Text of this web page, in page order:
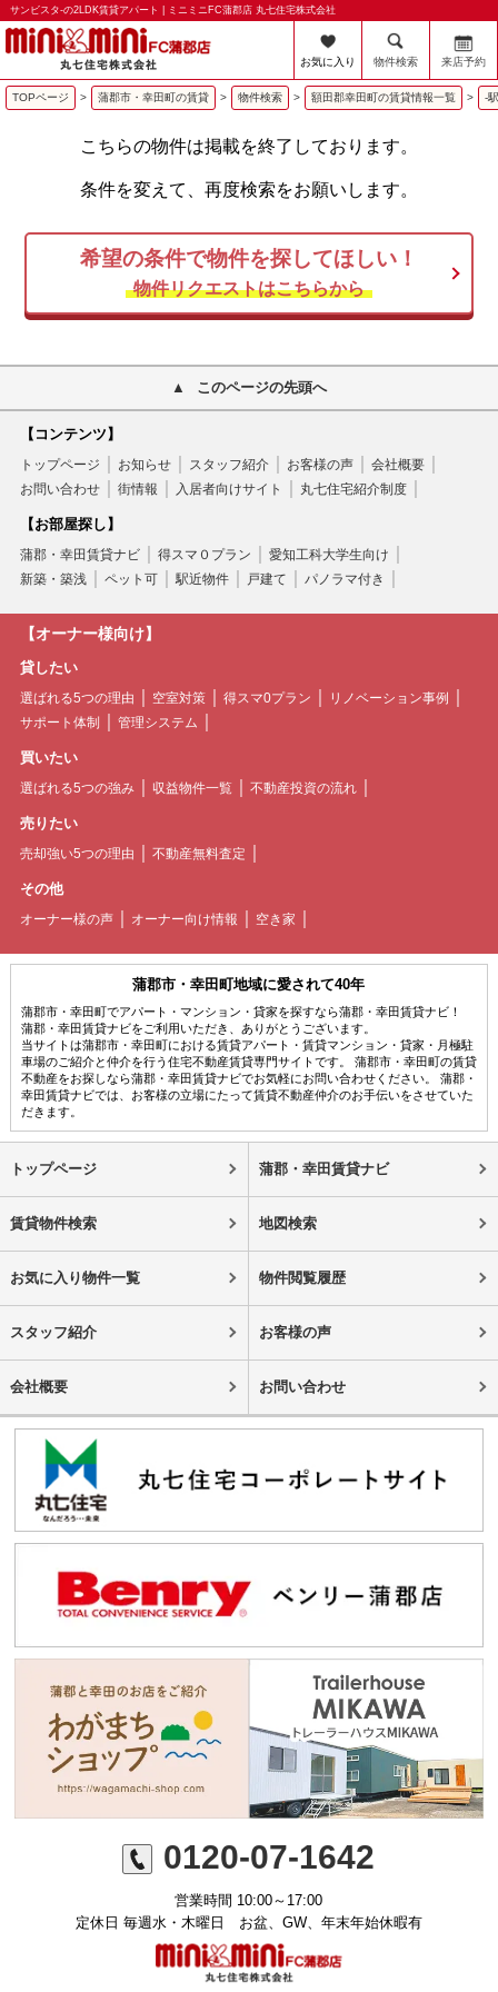
サンビスタ-の2LDK賃貸アパート | ミニミニFC蒲郡店 丸七住宅株式会社
お気に入り 物件検索 来店予約
TOPページ > 蒲郡市・幸田町の賃貸 > 物件検索 > 額田郡幸田町の賃貸情報一覧 > -
こちらの物件は掲載を終了しております。
条件を変えて、再度検索をお願いします。
希望の条件で物件を探してほしい！
物件リクエストはこちらから
このページの先頭へ
【コンテンツ】
トップページ お知らせ スタッフ紹介 お客様の声
会社概要
お問い合わせ
街情報 入居者向けサイト 丸七住宅紹介制度
【お部屋探し】
蒲郡・幸田賃貸ナビ 得スマ０プラン
愛知工科大学生向け
新築・築浅
ペット可 駅近物件 戸建て パノラマ付き
【オーナー様向け】
貸したい
選ばれる5つの理由 空室対策 得スマ0プラン
リノベーション事例
サポート体制
管理システム
買いたい
選ばれる5つの強み 収益物件一覧 不動産投資の流れ
売りたい
売却強い5つの理由 不動産無料査定
その他
オーナー様の声 オーナー向け情報 空き家
蒲郡市・幸田町地域に愛されて40年
蒲郡市・幸田町でアパート・マンション・貸家を探すなら蒲郡・幸田賃貸ナビ！
蒲郡・幸田賃貸ナビをご利用いただき、ありがとうございます。
当サイトは蒲郡市・幸田町における賃貸アパート・賃貸マンション・貸家・月極駐
車場のご紹介と仲介を行う住宅不動産賃貸専門サイトです。 蒲郡市・幸田町の賃貸
不動産をお探しなら蒲郡・幸田賃貸ナビでお気軽にお問い合わせください。 蒲郡・
幸田賃貸ナビでは、お客様の立場にたって賃貸不動産仲介のお手伝いをさせていた
だきます。
トップページ 蒲郡・幸田賃貸ナビ
賃貸物件検索 地図検索
お気に入り物件一覧 物件閲覧履歴
スタッフ紹介 お客様の声
会社概要 お問い合わせ
0120-07-1642
営業時間 10:00～17:00
定休日 毎週水・木曜日 お盆、GW、年末年始休暇有